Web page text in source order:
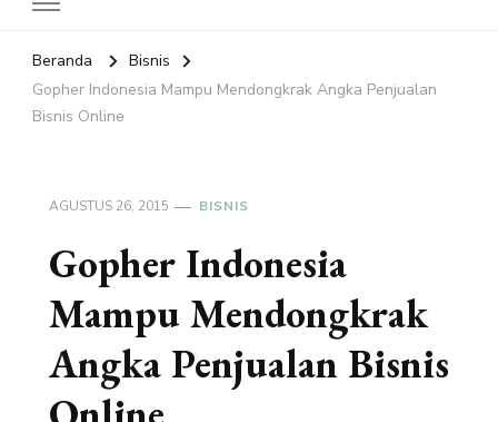
Beranda
Bisnis
Gopher Indonesia Mampu Mendongkrak Angka Penjualan
Bisnis Online
AGUSTUS 26, 2015 BISNIS
Gopher Indonesia
Mampu Mendongkrak
Angka Penjualan Bisnis